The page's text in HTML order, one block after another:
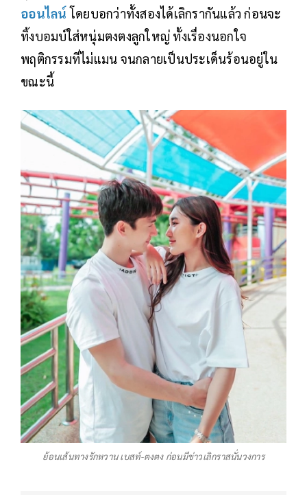
ออนไลน์ โดยบอกว่าทั้งสองได้เลิกรากันแล้ว ก่อนจะ
ทิ้งบอมบ์ใส่หนุ่มตงตงลูกใหญ่ ทั้งเรื่องนอกใจ
พฤติกรรมที่ไม่แมน จนกลายเป็นประเด็นร้อนอยู่ใน
ขณะนี้
ย้อนเส้นทางรักหวาน เบสท์-ตงตง ก่อนมีข่าวเลิกราสนั่นวงการ